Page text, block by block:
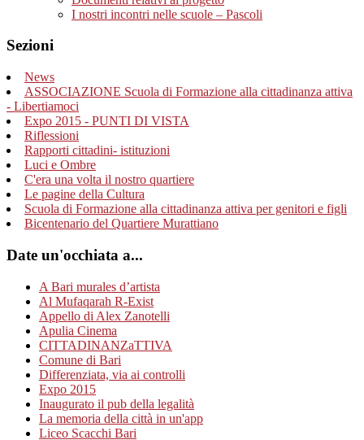
I nostri incontri nelle scuole – Pascoli
Sezioni
News
ASSOCIAZIONE Scuola di Formazione alla cittadinanza attiva
- Libertiamoci
Expo 2015 - PUNTI DI VISTA
Riflessioni
Rapporti cittadini- istituzioni
Luci e Ombre
C'era una volta il nostro quartiere
Le pagine della Cultura
Scuola di Formazione alla cittadinanza attiva per genitori e figli
Bicentenario del Quartiere Murattiano
Date un'occhiata a...
A Bari murales d’artista
Al Mufaqarah R-Exist
Appello di Alex Zanotelli
Apulia Cinema
CITTADINANZaTTIVA
Comune di Bari
Differenziata, via ai controlli
Expo 2015
Inaugurato il pub della legalità
La memoria della città in un'app
Liceo Scacchi Bari